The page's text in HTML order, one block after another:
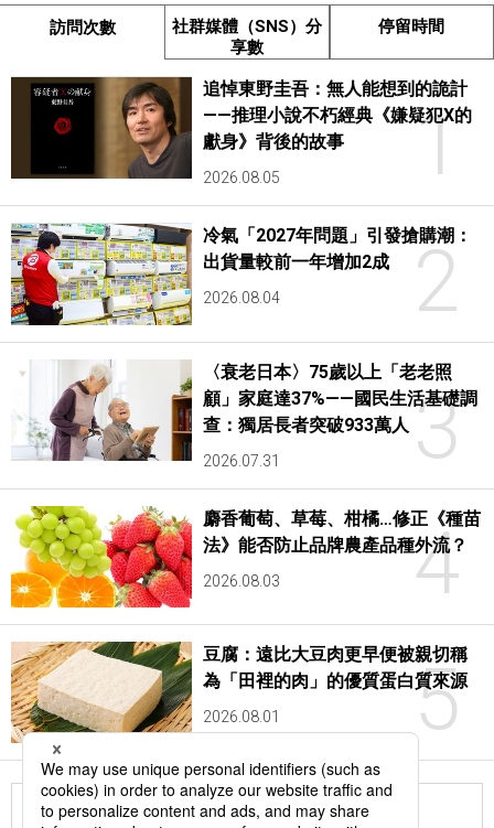
訪問次數
社群媒體（SNS）分
享數
停留時間
1
追悼東野圭吾：無人能想到的詭計
——推理小說不朽經典《嫌疑犯X的
獻身》背後的故事
2026.08.05
2
冷氣「2027年問題」引發搶購潮：
出貨量較前一年增加2成
2026.08.04
3
〈衰老日本〉75歲以上「老老照
顧」家庭達37%——國民生活基礎調
查：獨居長者突破933萬人
2026.07.31
4
麝香葡萄、草莓、柑橘…修正《種苗
法》能否防止品牌農產品種外流？
2026.08.03
5
豆腐：遠比大豆肉更早便被親切稱
為「田裡的肉」的優質蛋白質來源
2026.08.01
更多